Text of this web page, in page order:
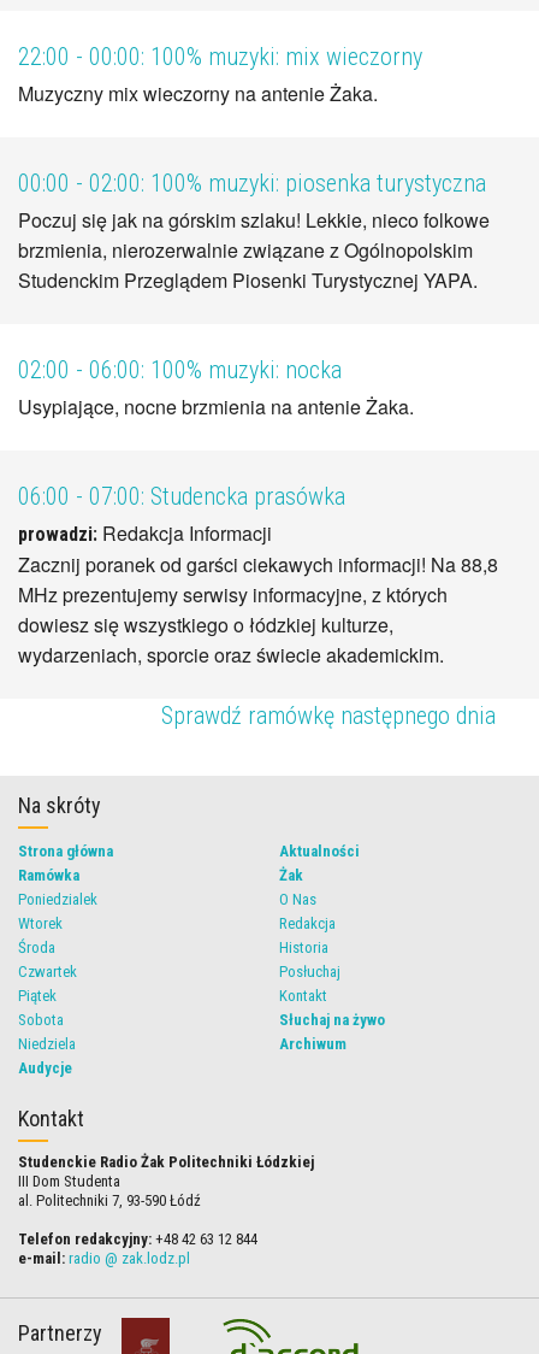
22:00 - 00:00: 100% muzyki: mix wieczorny
Muzyczny mix wieczorny na antenie Żaka.
00:00 - 02:00: 100% muzyki: piosenka turystyczna
Poczuj się jak na górskim szlaku! Lekkie, nieco folkowe
brzmienia, nierozerwalnie związane z Ogólnopolskim
Studenckim Przeglądem Piosenki Turystycznej YAPA.
02:00 - 06:00: 100% muzyki: nocka
Usypiające, nocne brzmienia na antenie Żaka.
06:00 - 07:00: Studencka prasówka
prowadzi: Redakcja Informacji
Zacznij poranek od garści ciekawych informacji! Na 88,8
MHz prezentujemy serwisy informacyjne, z których
dowiesz się wszystkiego o łódzkiej kulturze,
wydarzeniach, sporcie oraz świecie akademickim.
Sprawdź ramówkę następnego dnia
Na skróty
Strona główna
Ramówka
Poniedzialek
Wtorek
Środa
Czwartek
Piątek
Sobota
Niedziela
Audycje
Aktualności
Żak
O Nas
Redakcja
Historia
Posłuchaj
Kontakt
Słuchaj na żywo
Archiwum
Kontakt
Studenckie Radio Żak Politechniki Łódzkiej
III Dom Studenta
al. Politechniki 7, 93-590 Łódź
Telefon redakcyjny: +48 42 63 12 844
e-mail: radio @ zak.lodz.pl
Partnerzy